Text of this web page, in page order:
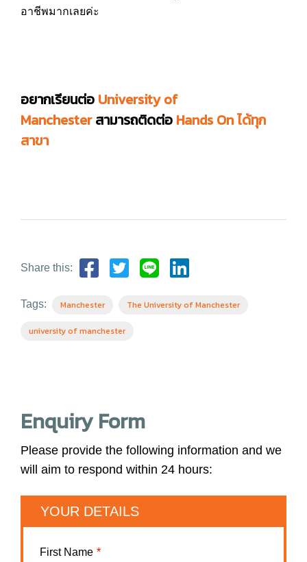
อาชีพมากเลยค่ะ
อยากเรียนต่อ University of
Manchester สามารถติดต่อ Hands On ได้ทุก
สาขา
Share this:
Tags: Manchester The University of Manchester
university of manchester
Enquiry Form
Please provide the following information and we
will aim to respond within 24 hours:
YOUR DETAILS
First Name